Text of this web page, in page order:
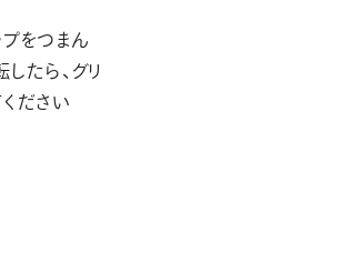
をつまん
たら、グリ
ださい